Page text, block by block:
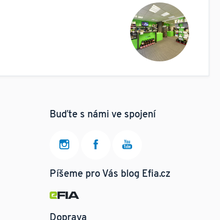
Buďte s námi ve spojení
Píšeme pro Vás blog Efia.cz
Doprava